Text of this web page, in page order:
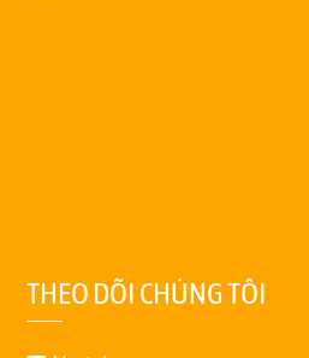
THEO DÕI CHÚNG TÔI